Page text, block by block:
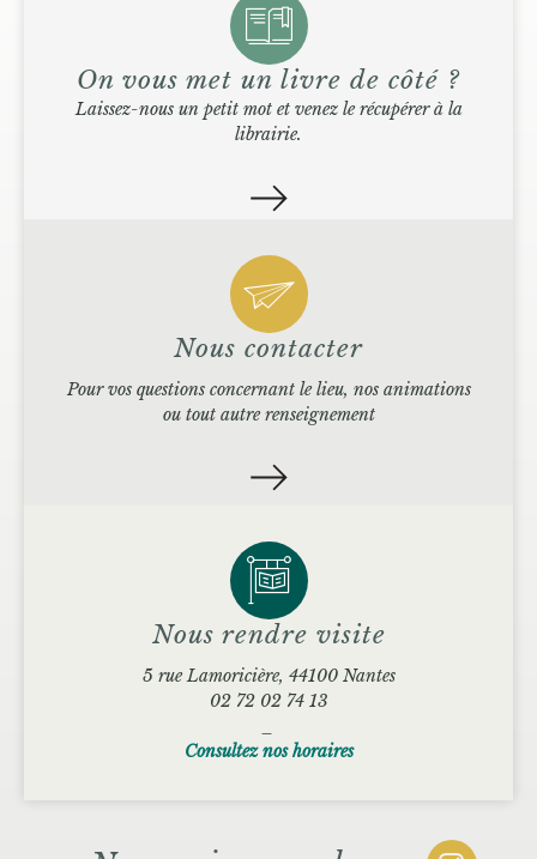
On vous met un livre de côté ?
Laissez-nous un petit mot et venez le récupérer à la
librairie.
Nous rendre visite
5 rue Lamoricière, 44100 Nantes
02 72 02 74 13
Consultez nos horaires
Nous contacter
Pour vos questions concernant le lieu, nos animations
ou tout autre renseignement